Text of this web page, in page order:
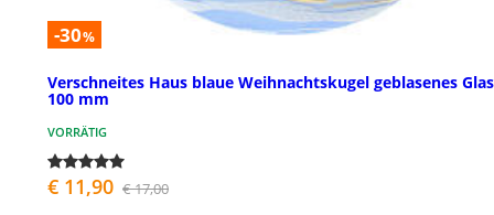
-30%
Verschneites Haus blaue Weihnachtskugel geblasenes
100 mm
VORRÄTIG
€ 11,90 € 17,00